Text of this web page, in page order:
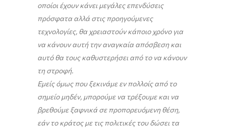
οποίοι έχουν κάνει μεγάλες επενδύσεις
πρόσφατα αλλά στις προηγούμενες
τεχνολογίες, θα χρειαστούν κάποιο χρόνο για
να κάνουν αυτή την αναγκαία απόσβεση και
αυτό θα τους καθυστερήσει από το να κάνουν
τη στροφή.
Εμείς όμως που ξεκινάμε εν πολλοίς από το
σημείο μηδέν, μπορούμε να τρέξουμε και να
βρεθούμε ξαφνικά σε προπορευόμενη θέση,
εάν το κράτος με τις πολιτικές του δώσει τα